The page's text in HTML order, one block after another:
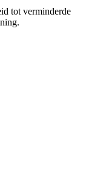
tot verminderde